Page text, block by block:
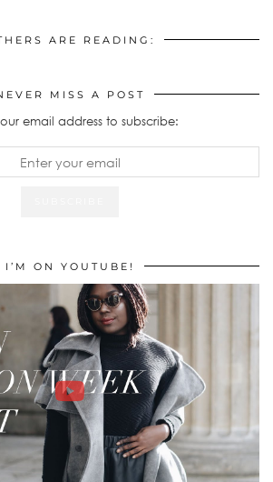
ARE READING:
MISS A POST
email address to subscribe:
I’M ON YOUTUBE!